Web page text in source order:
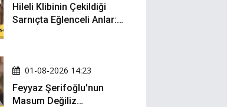
Hileli Klibinin Çekildiği
Sarnıçta Eğlenceli Anlar:
01-08-2026 14:23
Feyyaz Şerifoğlu'nun
Masum Değiliz